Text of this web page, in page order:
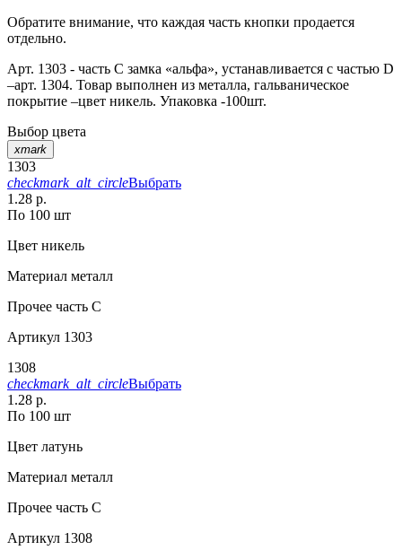
Обратите внимание, что каждая часть кнопки продается
отдельно.
Арт. 1303 - часть С замка «альфа», устанавливается с частью D
–арт. 1304. Товар выполнен из металла, гальваническое
покрытие –цвет никель. Упаковка -100шт.
Выбор цвета
xmark
1303
checkmark_alt_circleВыбрать
1.28 р.
По 100 шт
Цвет никель
Материал металл
Прочее часть С
Артикул 1303
1308
checkmark_alt_circleВыбрать
1.28 р.
По 100 шт
Цвет латунь
Материал металл
Прочее часть С
Артикул 1308